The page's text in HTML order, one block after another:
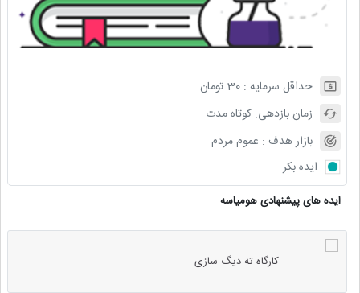
حداقل سرمایه :30 تومان
زمان بازدهی:کوتاه مدت
بازار هدف : عموم مردم
ایده بکر
ایده های پیشنهادی هومیاسه
کارگاه ته دیگ سازی